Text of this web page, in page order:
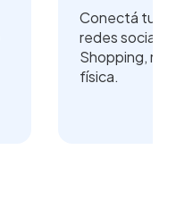
Conectá tu
redes
Shopping,
física.